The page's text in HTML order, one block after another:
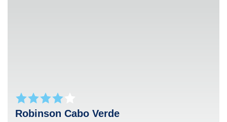
Robinson Cabo Verde